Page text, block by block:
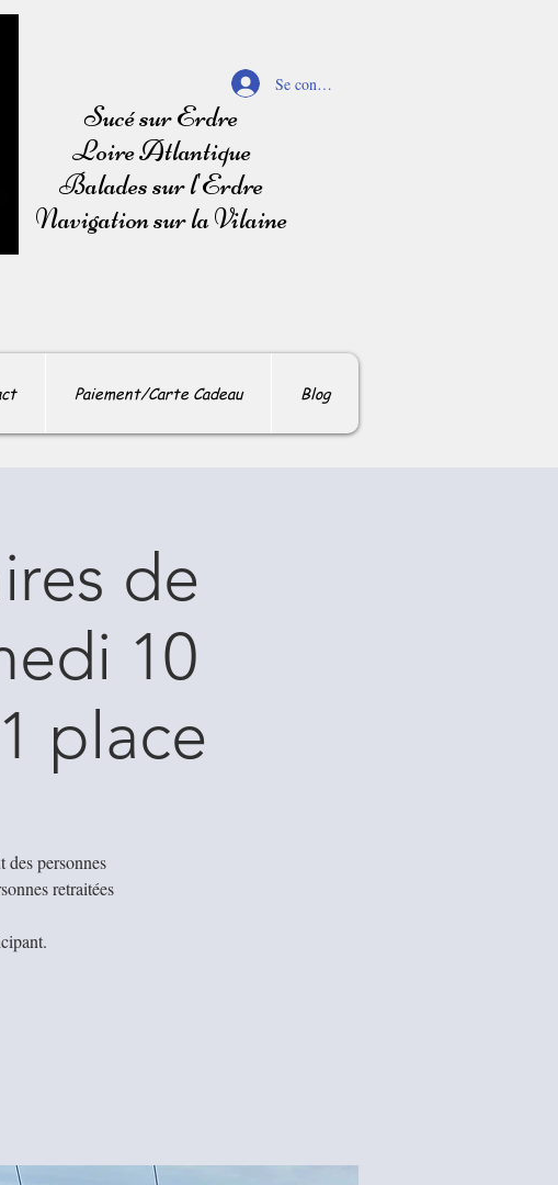
Se connecter
Sucé sur Erdre
Loire Atlantique
Balades sur l'Erdre
Navigation sur la Vilaine
de
10
place
des personnes
retraitées
Paiement/Carte Cadeau Blog